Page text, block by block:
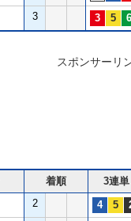
3
スポンサーリ
着順
3連単
2